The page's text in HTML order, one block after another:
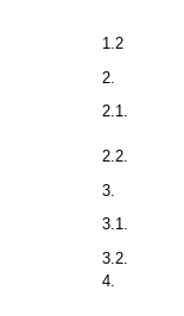
1.2
2.
2.1.
2.2.
3.
3.1.
3.2.
4.